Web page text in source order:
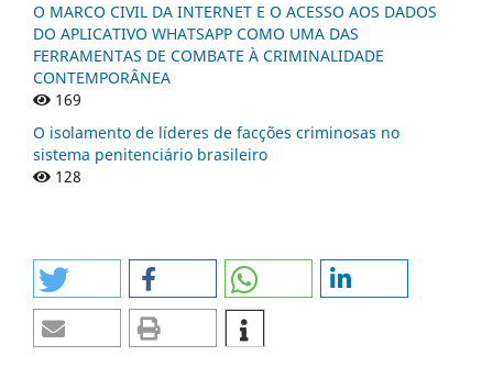
O MARCO CIVIL DA INTERNET E O ACESSO AOS DADOS
DO APLICATIVO WHATSAPP COMO UMA DAS
FERRAMENTAS DE COMBATE À CRIMINALIDADE
CONTEMPORÂNEA
169
O isolamento de líderes de facções criminosas no
sistema penitenciário brasileiro
128